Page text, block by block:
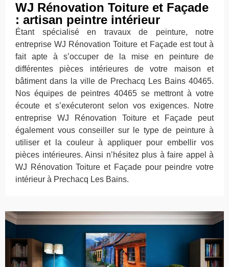
WJ Rénovation Toiture et Façade
: artisan peintre intérieur
Étant spécialisé en travaux de peinture, notre
entreprise WJ Rénovation Toiture et Façade est tout à
fait apte à s’occuper de la mise en peinture de
différentes pièces intérieures de votre maison et
bâtiment dans la ville de Prechacq Les Bains 40465.
Nos équipes de peintres 40465 se mettront à votre
écoute et s’exécuteront selon vos exigences. Notre
entreprise WJ Rénovation Toiture et Façade peut
également vous conseiller sur le type de peinture à
utiliser et la couleur à appliquer pour embellir vos
pièces intérieures. Ainsi n’hésitez plus à faire appel à
WJ Rénovation Toiture et Façade pour peindre votre
intérieur à Prechacq Les Bains.